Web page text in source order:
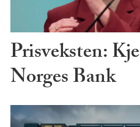
Prisveksten:
Norges Bank